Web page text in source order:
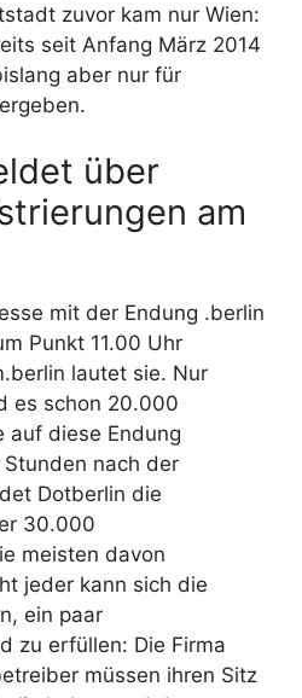
zuvor kam nur Wien:
seit Anfang März 2014
aber nur für
über
am
mit der Endung .berlin
Punkt 11.00 Uhr
lautet sie. Nur
es schon 20.000
auf diese Endung
nach der
Dotberlin die
30.000
meisten davon
jeder kann sich die
ein paar
zu erfüllen: Die Firma
müssen ihren Sitz